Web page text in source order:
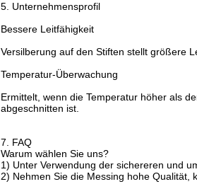
5. Unternehmensprofil
Bessere Leitfähigkeit
Versilberung auf den Stiften stellt größere
Temperatur-Überwachung
Ermittelt, wenn die Temperatur höher als
abgeschnitten ist.
7. FAQ
Warum wählen Sie uns?
1) Unter Verwendung der sichereren und
2) Nehmen Sie die Messing hohe Qualität,